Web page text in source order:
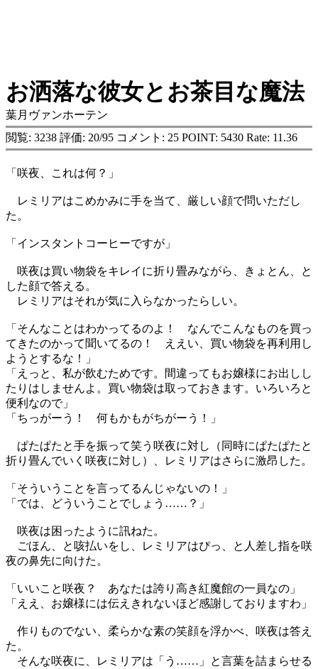
お洒落な彼女とお茶目な魔法
葉月ヴァンホーテン
閲覧: 3238 評価: 20/95 コメント: 25 POINT: 5430 Rate: 11.36
「咲夜、これは何？」
レミリアはこめかみに手を当て、厳しい顔で問いただし
た。
「インスタントコーヒーですが」
咲夜は買い物袋をキレイに折り畳みながら、きょとん、と
した顔で答える。
レミリアはそれが気に入らなかったらしい。
「そんなことはわかってるのよ！ なんでこんなものを買っ
てきたのかって聞いてるの！ ええい、買い物袋を再利用し
ようとするな！」
「えっと、私が飲むためです。間違ってもお嬢様にお出しし
たりはしませんよ。買い物袋は取っておきます。いろいろと
便利なので」
「ちっがーう！ 何もかもがちがーう！」
ぱたぱたと手を振って笑う咲夜に対し（同時にぱたぱたと
折り畳んでいく咲夜に対し）、レミリアはさらに激昂した。
「そういうことを言ってるんじゃないの！」
「では、どういうことでしょう……？」
咲夜は困ったように訊ねた。
ごほん、と咳払いをし、レミリアはぴっ、と人差し指を咲
夜の鼻先に向けた。
「いいこと咲夜？ あなたは誇り高き紅魔館の一員なの」
「ええ、お嬢様には伝えきれないほど感謝しておりますわ」
作りものでない、柔らかな素の笑顔を浮かべ、咲夜は答え
た。
そんな咲夜に、レミリアは「う……」と言葉を詰まらせる